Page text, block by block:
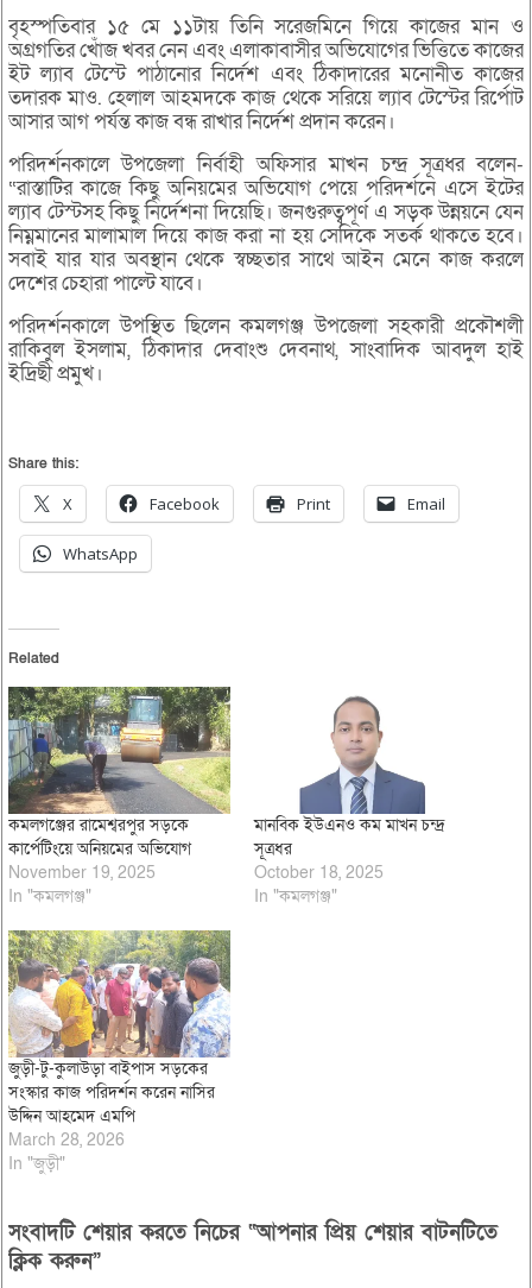
বৃহস্পতিবার ১৫ মে ১১টায় তিনি সরেজমিনে গিয়ে কাজের মান ও
অগ্রগতির খোঁজ খবর নেন এবং এলাকাবাসীর অভিযোগের ভিত্তিতে কাজের
ইট ল্যাব টেস্টে পাঠানোর নির্দেশ এবং ঠিকাদারের মনোনীত কাজের
তদারক মাও. হেলাল আহমদকে কাজ থেকে সরিয়ে ল্যাব টেস্টের রির্পোট
আসার আগ পর্যন্ত কাজ বন্ধ রাখার নির্দেশ প্রদান করেন।
পরিদর্শনকালে উপজেলা নির্বাহী অফিসার মাখন চন্দ্র সূত্রধর বলেন-
“রাস্তাটির কাজে কিছু অনিয়মের অভিযোগ পেয়ে পরিদর্শনে এসে ইটের
ল্যাব টেস্টসহ কিছু নির্দেশনা দিয়েছি। জনগুরুত্বপূর্ণ এ সড়ক উন্নয়নে যেন
নিম্নমানের মালামাল দিয়ে কাজ করা না হয় সেদিকে সতর্ক থাকতে হবে।
সবাই যার যার অবস্থান থেকে স্বচ্ছতার সাথে আইন মেনে কাজ করলে
দেশের চেহারা পাল্টে যাবে।
পরিদর্শনকালে উপস্থিত ছিলেন কমলগঞ্জ উপজেলা সহকারী প্রকৌশলী
রাকিবুল ইসলাম, ঠিকাদার দেবাংশু দেবনাথ, সাংবাদিক আবদুল হাই
ইদ্রিছী প্রমুখ।
Share this:
X Facebook Print Email
WhatsApp
Related
কমলগঞ্জের রামেশ্বরপুর সড়কে
কার্পেটিংয়ে অনিয়মের অভিযোগ
November 19, 2025
In "কমলগঞ্জ"
মানবিক ইউএনও কম মাখন চন্দ্র
সূত্রধর
October 18, 2025
In "কমলগঞ্জ"
জুড়ী-টু-কুলাউড়া বাইপাস সড়কের
সংস্কার কাজ পরিদর্শন করেন নাসির
উদ্দিন আহমেদ এমপি
March 28, 2026
In "জুড়ী"
সংবাদটি শেয়ার করতে নিচের “আপনার প্রিয় শেয়ার বাটনটিতে
ক্লিক করুন”